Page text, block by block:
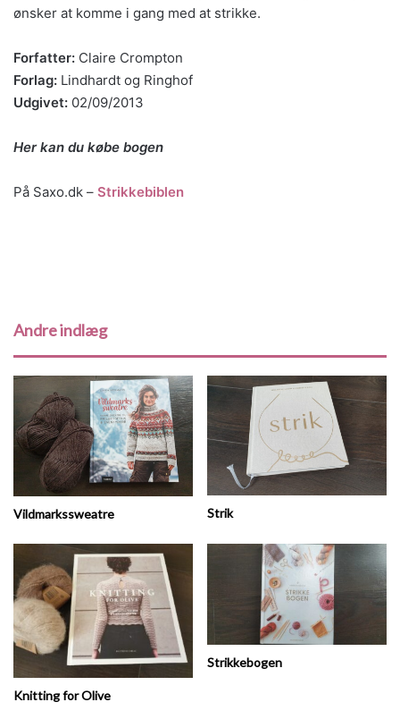
ønsker at komme i gang med at strikke.
Forfatter: Claire Crompton
Forlag: Lindhardt og Ringhof
Udgivet: 02/09/2013
Her kan du købe bogen
På Saxo.dk – Strikkebiblen
Andre indlæg
Vildmarkssweatre Strik
Knitting for Olive
Strikkebogen